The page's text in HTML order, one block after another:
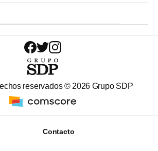
reservados © 2026 Grupo SDP
Contacto